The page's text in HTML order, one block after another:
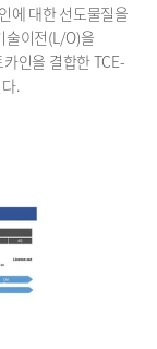
에 대한 선도물질을
술이전(L/O)을
인을 결합한 TCE-
.